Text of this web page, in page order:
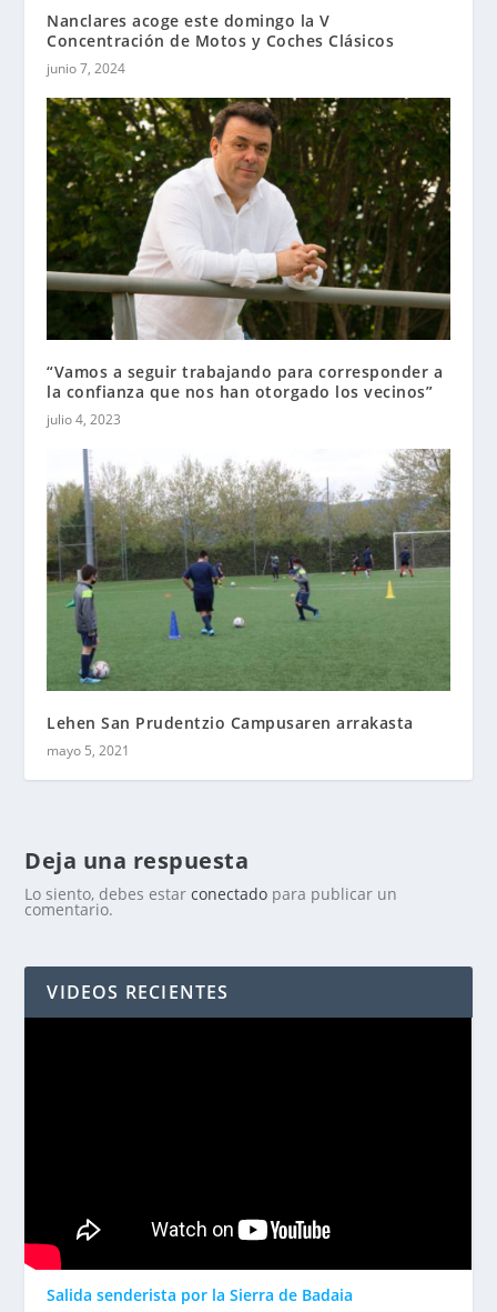
Nanclares acoge este domingo la V
Concentración de Motos y Coches Clásicos
junio 7, 2024
“Vamos a seguir trabajando para corresponder a
la confianza que nos han otorgado los vecinos”
julio 4, 2023
Lehen San Prudentzio Campusaren arrakasta
mayo 5, 2021
Deja una respuesta
Lo siento, debes estarconectado para publicar un
comentario.
VIDEOS RECIENTES
Salida senderista por la Sierra de Badaia